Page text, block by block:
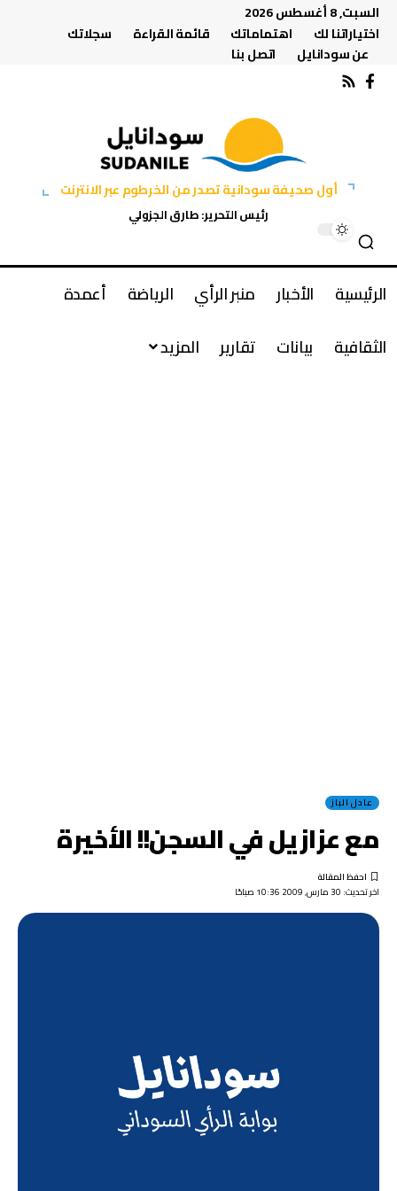
السبت, 8 أغسطس 2026
اختياراتنا لك
اهتماماتك قائمة القراءة
سجلاتك
عن سودانايل
اتصل بنا
أول صحيفة سودانية تصدر من الخرطوم عبر الانترنت
رئيس التحرير: طارق الجزولي
الرئيسية الأخبار منبر الرأي الرياضة
أعمدة
الثقافية
بيانات تقارير المزيد
عادل الباز
مع عزازيل في السجن!! الأخيرة
اخر تحديث: 30 مارس, 2009 10:36 صباحًا